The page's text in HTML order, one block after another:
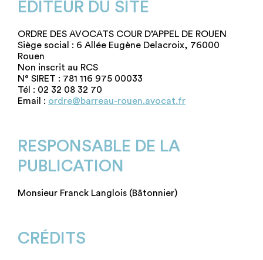
EDITEUR DU SITE
ORDRE DES AVOCATS COUR D’APPEL DE ROUEN
Siège social : 6 Allée Eugène Delacroix, 76000
Rouen
Non inscrit au RCS
N° SIRET : 781 116 975 00033
Tél : 02 32 08 32 70
Email : ordre@barreau-rouen.avocat.fr
RESPONSABLE DE LA
PUBLICATION
Monsieur Franck Langlois (Bâtonnier)
CRÉDITS